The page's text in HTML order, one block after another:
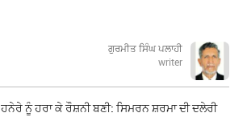
ਗੁਰਮੀਤ ਸਿੰਘ ਪਲਾਹੀ
writer
ਹਨੇਰੇ ਨੂੰ ਹਰਾ ਕੇ ਰੌਸ਼ਨੀ ਬਣੀ: ਸਿਮਰਨ ਸ਼ਰਮਾ ਦੀ ਦਲੇਰੀ